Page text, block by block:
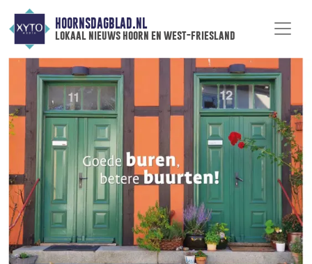
HOORNSDAGBLAD.NL
lokaal nieuws hoorn en west-friesland